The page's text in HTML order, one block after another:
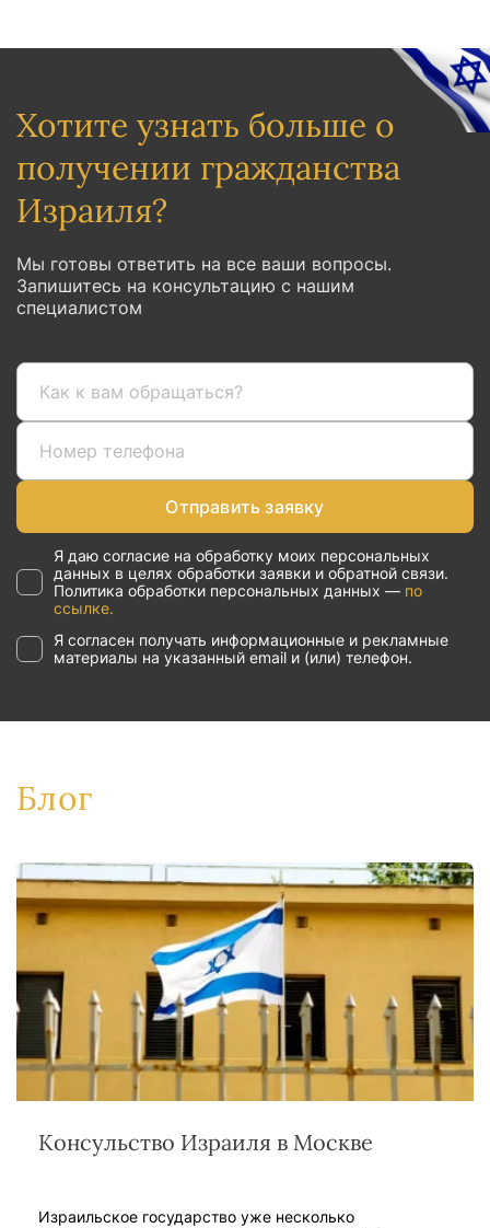
Хотите узнать больше о
получении гражданства
Израиля?
Мы готовы ответить на все ваши вопросы.
Запишитесь на консультацию с нашим
специалистом
Отправить заявку
Я даю согласие на обработку моих персональных
данных в целях обработки заявки и обратной связи.
Политика обработки персональных данных — по
ссылке.
Я согласен получать информационные и рекламные
материалы на указанный email и (или) телефон.
Блог
Консульство Израиля в Москве
Израильское государство уже несколько